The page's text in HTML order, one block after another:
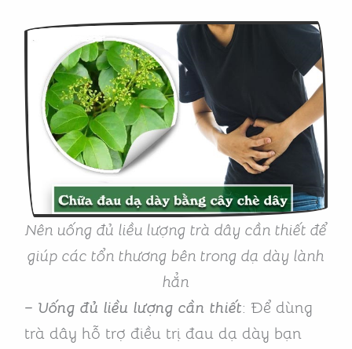
Nên uống đủ liều lượng trà dây cần thiết để
giúp các tổn thương bên trong dạ dày lành
hẳn
– Uống đủ liều lượng cần thiết: Để dùng
trà dây hỗ trợ điều trị đau dạ dày bạn